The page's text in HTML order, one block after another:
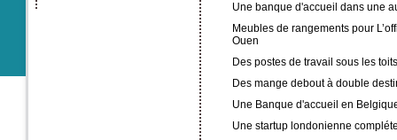
Une banque d'accueil dans une
Meubles de rangements pour
Ouen
Des postes de travail sous les
Des mange debout à double
Une Banque d'accueil en
Une startup londonienne